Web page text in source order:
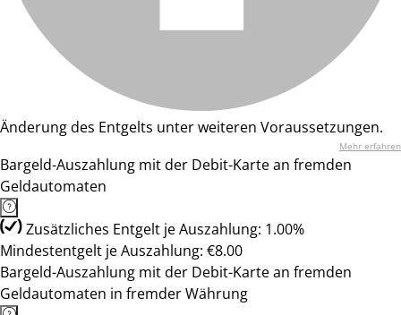
Änderung des Entgelts unter weiteren Voraussetzungen.
Mehr erfahren
Bargeld-Auszahlung mit der Debit-Karte an fremden
Geldautomaten
Zusätzliches Entgelt je Auszahlung: 1.00%
Mindestentgelt je Auszahlung: €8.00
Bargeld-Auszahlung mit der Debit-Karte an fremden
Geldautomaten in fremder Währung